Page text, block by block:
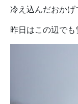
冷え込んだおかげ
昨日はこの辺でも